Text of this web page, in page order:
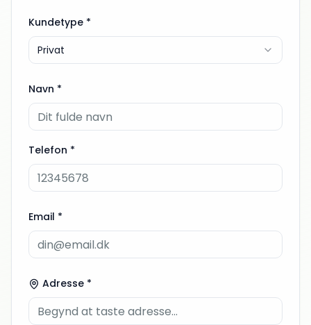
Kundetype *
Privat
Navn *
Telefon *
Email *
Adresse *